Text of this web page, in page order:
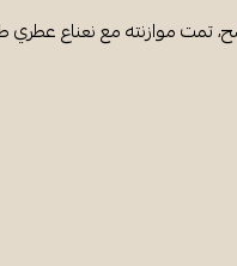
موازنته مع نعناع عطري